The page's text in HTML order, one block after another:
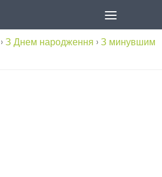
›З Днем народження ›З минувшим